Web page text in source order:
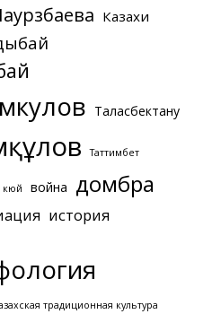
Казахи
Таласбектану
Таттимбет
кюй война домбра
история
традиционная культура